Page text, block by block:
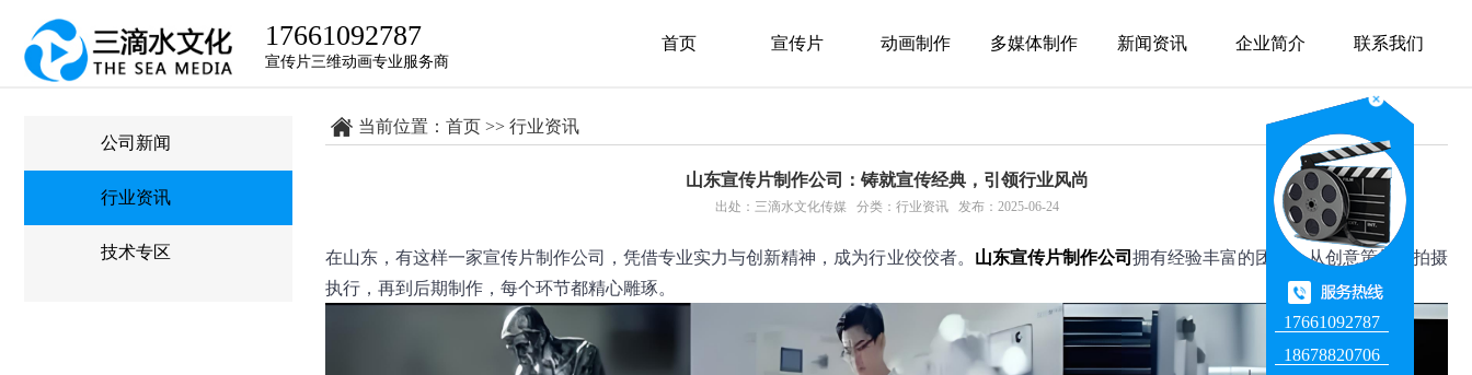
17661092787
宣传片三维动画专业服务商
首页 宣传片 动画制作 多媒体制作 新闻资讯 企业简介 联系我们
公司新闻
行业资讯
技术专区
当前位置： 首页 >> 行业资讯
山东宣传片制作公司：铸就宣传经典，引领行业风尚
出处：三滴水文化传媒 分类：行业资讯 发布：2025-06-24
在山东，有这样一家宣传片制作公司，凭借专业实力与创新精神，成为行业佼佼者。 山东宣传片制作公司拥有经验丰富的团队，从创意策划到拍摄
执行，再到后期制作，每个环节都精心雕琢。
17661092787
18678820706